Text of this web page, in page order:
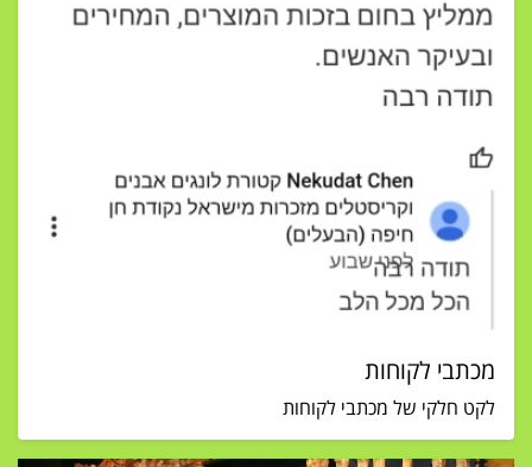
מכתבי לקוחות
לקט חלקי של מכתבי לקוחות